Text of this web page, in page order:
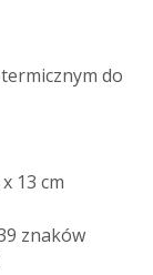
do
13 cm
znaków